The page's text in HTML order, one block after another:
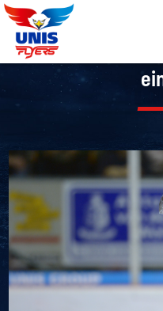
UNIS Flyers